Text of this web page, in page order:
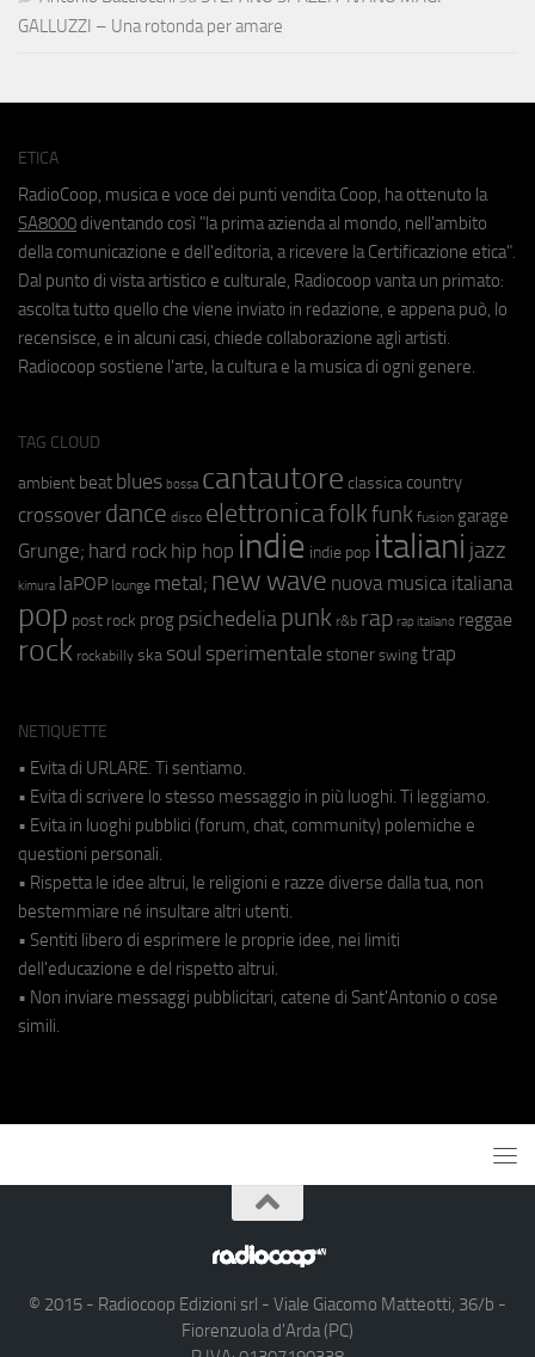
GALLUZZI – Una rotonda per amare
ETICA
RadioCoop, musica e voce dei punti vendita Coop, ha ottenuto la
SA8000 diventando così "la prima azienda al mondo, nell'ambito
della comunicazione e dell'editoria, a ricevere la Certificazione etica".
Dal punto di vista artistico e culturale, Radiocoop vanta un primato:
ascolta tutto quello che viene inviato in redazione, e appena può, lo
recensisce, e in alcuni casi, chiede collaborazione agli artisti.
Radiocoop sostiene l'arte, la cultura e la musica di ogni genere.
TAG CLOUD
ambient beat blues bossa cantautore classica country
crossover dance disco elettronicafolkfunk fusion garage
Grunge; hard rock hip hop indie indie pop italiani jazz
kimura laPOP lounge metal; new wave nuova musica italiana
pop post rock prog psichedeliapunk r&b rap rap italiano reggae
rock rockabilly ska soul sperimentale stoner swing trap
NETIQUETTE
• Evita di URLARE. Ti sentiamo.
• Evita di scrivere lo stesso messaggio in più luoghi. Ti leggiamo.
• Evita in luoghi pubblici (forum, chat, community) polemiche e
questioni personali.
• Rispetta le idee altrui, le religioni e razze diverse dalla tua, non
bestemmiare né insultare altri utenti.
• Sentiti libero di esprimere le proprie idee, nei limiti
dell'educazione e del rispetto altrui.
• Non inviare messaggi pubblicitari, catene di Sant'Antonio o cose
simili.
© 2015 - Radiocoop Edizioni srl - Viale Giacomo Matteotti, 36/b -
Fiorenzuola d'Arda (PC)